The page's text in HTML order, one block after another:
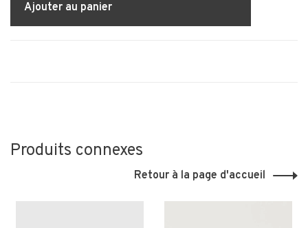
Ajouter au panier
Produits connexes
Retour à la page d'accueil